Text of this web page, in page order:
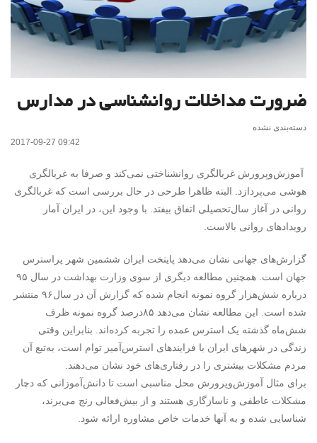
ضرورت مداخلات روانشناسی در مدارس
دسته‌بندی نشده
2017-09-27 09:42
آموزش‌وپرورش غربالگری روانشناختی نمی‌کند و صرفا به غربالگری
هوشی می‌پردازد. البته ظاهرا طرحی در حال بررسی است که غربالگری
روانی در آغاز سال‌تحصیلی اتفاق بیفتد. با وجود این، در ایران آمار
رویدادهای روانی بالاست.
گزارش‌های جهانی نشان می‌دهد پایتخت ایران ششمین شهر پراسترس
جهان است. همچنین مطالعه دیگری از سوی وزارت بهداشت در سال ۹۵
درباره شش‌هزار گروه نمونه انجام شده که گزارش آن در سال۹۶ منتشر
شده است. این مطالعه نشان می‌دهد ۸۵‌درصد گروه نمونه ظرف
شش‌ماه گذشته یک استرس عمده را تجربه کرده‌اند. بنابراین وقتی
زندگی در شهرهای ایران با فرایندهای استرس‌آمیز توام است، به‌تبع آن
مردم مشکلات بیشتری را در رفتاری‌های خود نشان می‌دهند.
برای مثال آموزش‌وپرورش محل مناسبی است تا دانش‌آموزانی که دچار
مشکلات عاطفی و ناسازگاری هستند و از بیش‌فعالی رنج می‌برند،
شناسایی شده و به آنها خدمات خاص مشاوره ارائه شود.